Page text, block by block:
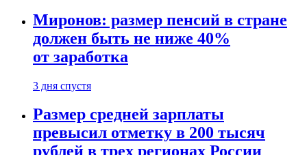
Миронов: размер пенсий в стране
должен быть не ниже 40%
от заработка
3 дня спустя
Размер средней зарплаты
превысил отметку в 200 тысяч
рублей в трех регионах России